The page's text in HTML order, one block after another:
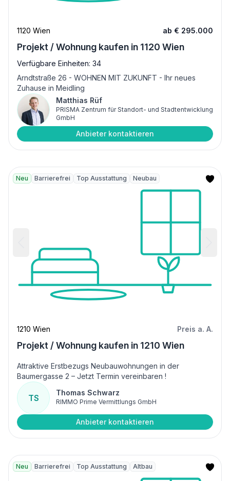
1120 Wien ab € 295.000
Projekt / Wohnung kaufen in 1120 Wien
Verfügbare Einheiten: 34
Arndtstraße 26 - WOHNEN MIT ZUKUNFT - Ihr neues
Zuhause in Meidling
Matthias Rüf
PRISMA Zentrum für Standort- und Stadtentwicklung
GmbH
Anbieter kontaktieren
Neu Barrierefrei Top Ausstattung Neubau
1210 Wien Preis a. A.
Projekt / Wohnung kaufen in 1210 Wien
Attraktive Erstbezugs Neubauwohnungen in der
Baumergasse 2 – Jetzt Termin vereinbaren !
TS
Thomas Schwarz
RIMMO Prime Vermittlungs GmbH
Anbieter kontaktieren
Neu Barrierefrei Top Ausstattung Altbau